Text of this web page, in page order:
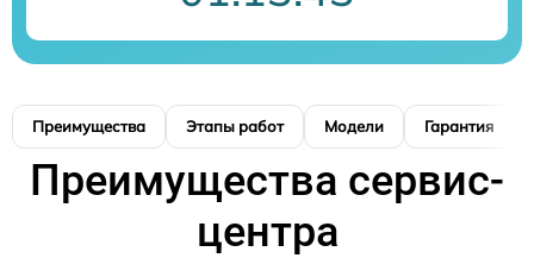
Преимущества Этапы работ Модели Гарантия
Преимущества сервис-
центра